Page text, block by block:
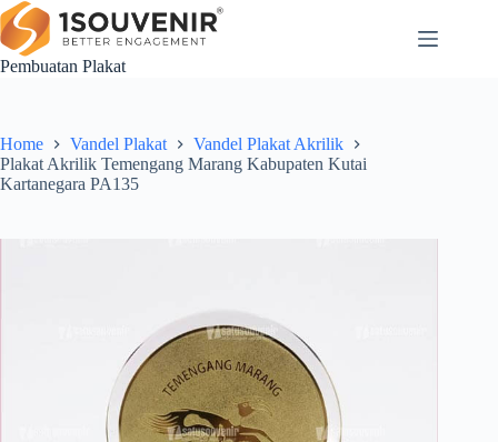
Skip
to
content
Pembuatan Plakat
Home Vandel Plakat
Vandel Plakat Akrilik
Plakat Akrilik Temengang Marang Kabupaten Kutai
Kartanegara PA135